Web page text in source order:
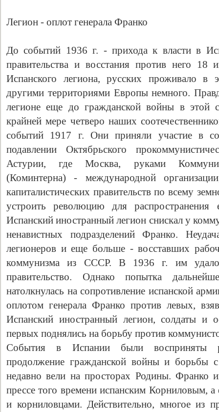
Легион - оплот генерала Франко
До событий 1936 г. - прихода к власти в
правительства и восстания против него
Испанского легиона, русских проживало в
другими территориями Европы немного.
легионе еще до гражданской войны в этой
крайней мере четверо наших
событий 1917 г. Они приняли участие в
подавлении Октябрьского
Астурии, где Москва, руками
(Коминтерна) - международной
капиталистических правительств по всему
устроить революцию для
Испанский иностранный легион снискал у
ненавистных подразделений Франко.
легионеров и еще больше - восставших
коммунизма из СССР. В 1936 г. им
правительство. Однако попытка
натолкнулась на сопротивление испанской
оплотом генерала Франко против левых,
Испанский иностранный легион, солдаты и
первых поднялись на борьбу против
События в Испании были восприняты
продолжение гражданской войны и борьбы
недавно вели на просторах Родины. Франко
прессе того времени испанским Корниловым,
и корниловцами. Действительно, многое из